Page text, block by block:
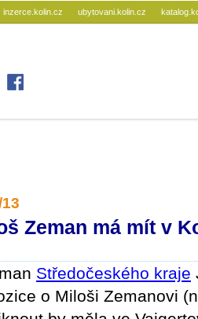
inzerce.kolin.cz ubytovani.kolin.cz
Zeman má mít v
Středočeského kraje
o Miloši Zemanovi